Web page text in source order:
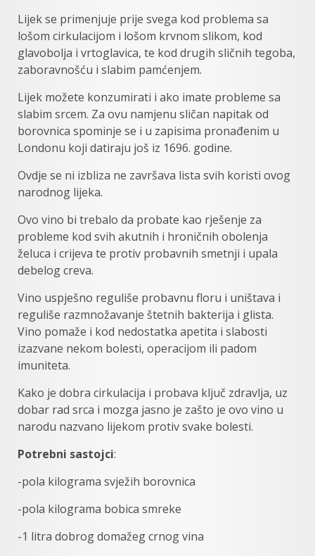
Lijek se primenjuje prije svega kod problema sa
lošom cirkulacijom i lošom krvnom slikom, kod
glavobolja i vrtoglavica, te kod drugih sličnih tegoba,
zaboravnošću i slabim pamćenjem.
Lijek možete konzumirati i ako imate probleme sa
slabim srcem. Za ovu namjenu sličan napitak od
borovnica spominje se i u zapisima pronađenim u
Londonu koji datiraju još iz 1696. godine.
Ovdje se ni izbliza ne završava lista svih koristi ovog
narodnog lijeka.
Ovo vino bi trebalo da probate kao rješenje za
probleme kod svih akutnih i hroničnih obolenja
želuca i crijeva te protiv probavnih smetnji i upala
debelog creva.
Vino uspješno reguliše probavnu floru i uništava i
reguliše razmnožavanje štetnih bakterija i glista.
Vino pomaže i kod nedostatka apetita i slabosti
izazvane nekom bolesti, operacijom ili padom
imuniteta.
Kako je dobra cirkulacija i probava ključ zdravlja, uz
dobar rad srca i mozga jasno je zašto je ovo vino u
narodu nazvano lijekom protiv svake bolesti.
Potrebni sastojci:
-pola kilograma svježih borovnica
-pola kilograma bobica smreke
-1 litra dobrog domažeg crnog vina